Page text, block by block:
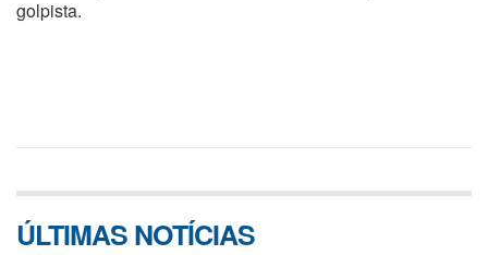
golpista.
ÚLTIMAS NOTÍCIAS